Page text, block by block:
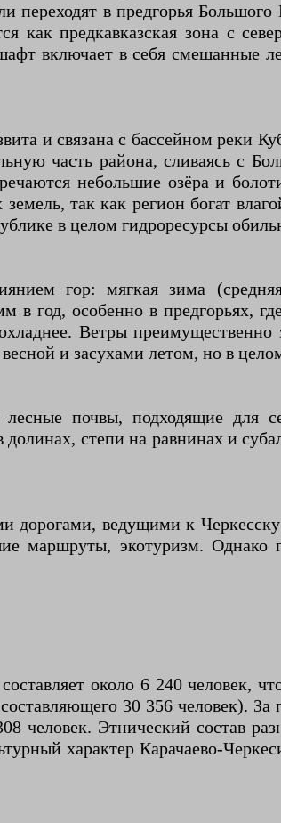
переходят в предгорья
как предкавказская зона с
включает в себя смешанные
и связана с бассейном реки
часть района, сливаясь с
небольшие озёра и
земель, так как регион богат
в целом гидроресурсы
гор: мягкая зима
год, особенно в предгорьях,
Ветры
и засухами летом, но в
почвы, подходящие для
долинах, степи на равнинах и
дорогами, ведущими к
маршруты, экотуризм. Однако
около 6 240 человек,
30 356 человек).
человек. Этнический состав
характер Карачаево-